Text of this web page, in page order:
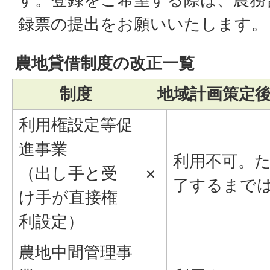
録票の提出をお願いいたします。
農地貸借制度の改正一覧
制度
地域計画策定
利用権設定等促
進事業
（出し手と受
け手が直接権
利設定）
×
利用不可。
了するまで
農地中間管理事